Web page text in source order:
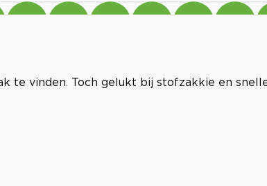
te vinden. Toch gelukt bij stofzakkie en